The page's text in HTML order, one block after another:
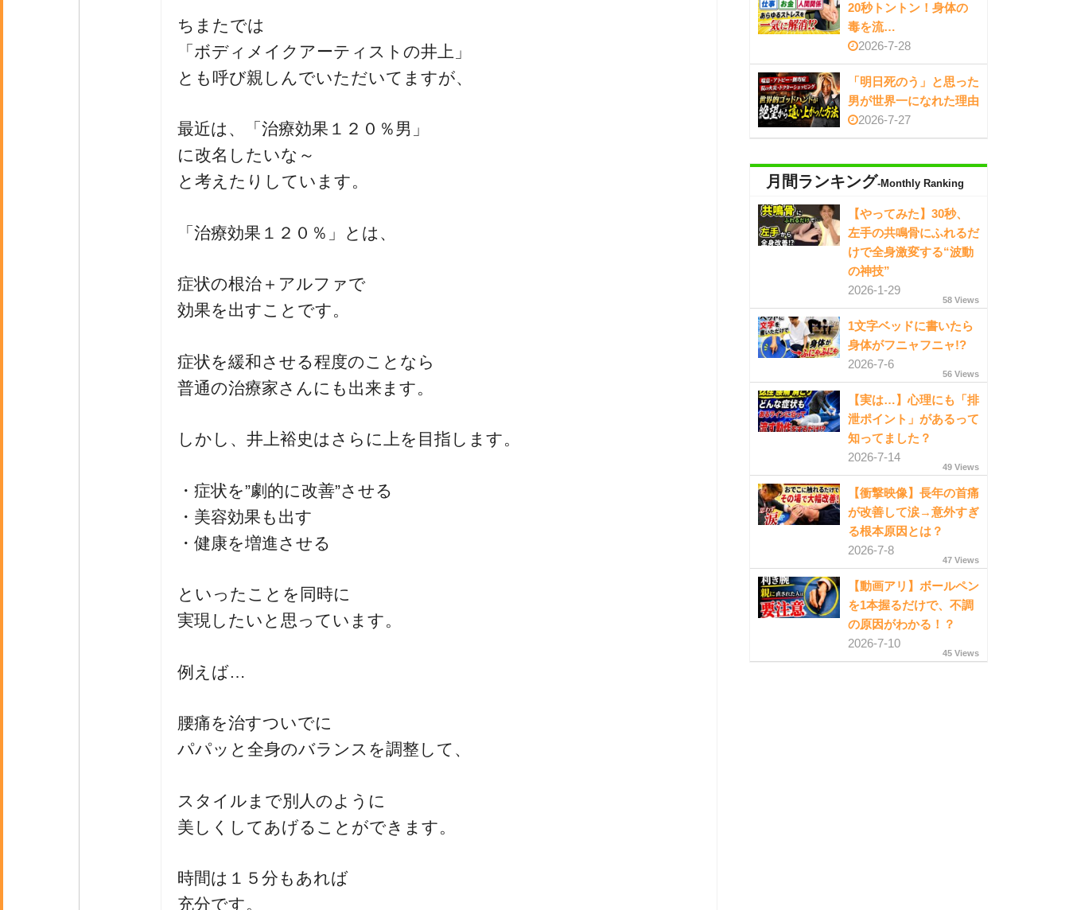
ちまたでは
「ボディメイクアーティストの井上」
とも呼び親しんでいただいてますが、
最近は、「治療効果１２０％男」
に改名したいな～
と考えたりしています。
「治療効果１２０％」とは、
症状の根治＋アルファで
効果を出すことです。
症状を緩和させる程度のことなら
普通の治療家さんにも出来ます。
しかし、井上裕史はさらに上を目指します。
・症状を”劇的に改善”させる
・美容効果も出す
・健康を増進させる
といったことを同時に
実現したいと思っています。
例えば…
腰痛を治すついでに
パパッと全身のバランスを調整して、
スタイルまで別人のように
美しくしてあげることができます。
時間は１５分もあれば
充分です。
20秒トントン！身体の
毒を流…
2026-7-28
「明日死のう」と思った
男が世界一になれた理由
2026-7-27
月間ランキング-Monthly Ranking
【やってみた】30秒、
左手の共鳴骨にふれるだ
けで全身激変する“波動
の神技”
2026-1-29
58 Views
1文字ベッドに書いたら
身体がフニャフニャ!?
2026-7-6
56 Views
【実は…】心理にも「排
泄ポイント」があるって
知ってました？
2026-7-14
49 Views
【衝撃映像】長年の首痛
が改善して涙→意外すぎ
る根本原因とは？
2026-7-8
47 Views
【動画アリ】ボールペン
を1本握るだけで、不調
の原因がわかる！？
2026-7-10
45 Views